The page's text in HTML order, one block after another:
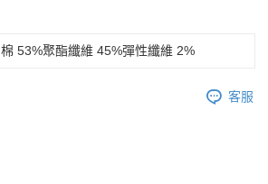
棉 53%聚酯纖維 45%彈性纖維 2%
客服